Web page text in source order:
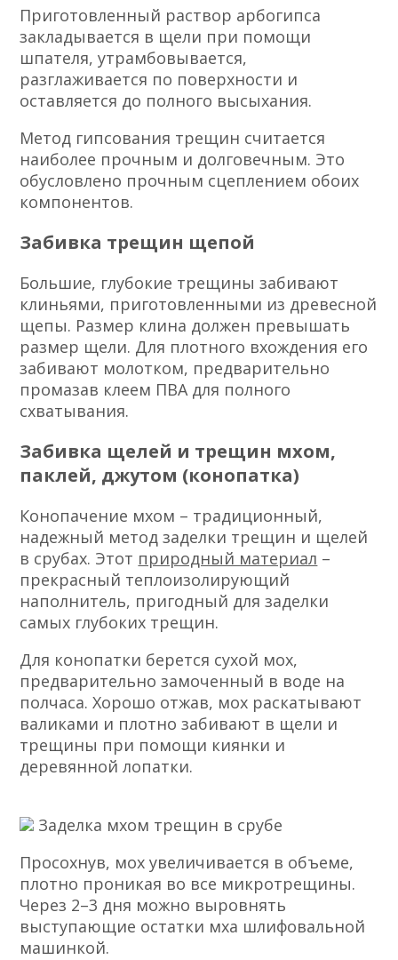
Приготовленный раствор арбогипса
закладывается в щели при помощи
шпателя, утрамбовывается,
разглаживается по поверхности и
оставляется до полного высыхания.
Метод гипсования трещин считается
наиболее прочным и долговечным. Это
обусловлено прочным сцеплением обоих
компонентов.
Забивка трещин щепой
Большие, глубокие трещины забивают
клиньями, приготовленными из древесной
щепы. Размер клина должен превышать
размер щели. Для плотного вхождения его
забивают молотком, предварительно
промазав клеем ПВА для полного
схватывания.
Забивка щелей и трещин мхом,
паклей, джутом (конопатка)
Конопачение мхом – традиционный,
надежный метод заделки трещин и щелей
в срубах. Этот природный материал –
прекрасный теплоизолирующий
наполнитель, пригодный для заделки
самых глубоких трещин.
Для конопатки берется сухой мох,
предварительно замоченный в воде на
полчаса. Хорошо отжав, мох раскатывают
валиками и плотно забивают в щели и
трещины при помощи киянки и
деревянной лопатки.
Заделка мхом трещин в срубе
Просохнув, мох увеличивается в объеме,
плотно проникая во все микротрещины.
Через 2–3 дня можно выровнять
выступающие остатки мха шлифовальной
машинкой.